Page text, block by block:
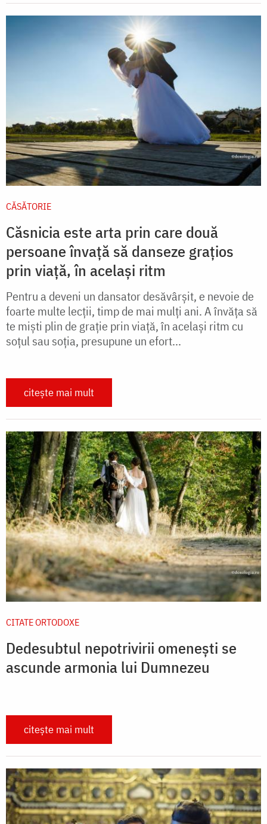
CĂSĂTORIE
Căsnicia este arta prin care două
persoane învață să danseze grațios
prin viață, în același ritm
Pentru a deveni un dansator desăvârșit, e nevoie de
foarte multe lecții, timp de mai mulți ani. A învăța să
te miști plin de grație prin viață, în același ritm cu
soțul sau soția, presupune un efort...
citește mai mult
CITATE ORTODOXE
Dedesubtul nepotrivirii omenești se
ascunde armonia lui Dumnezeu
citește mai mult